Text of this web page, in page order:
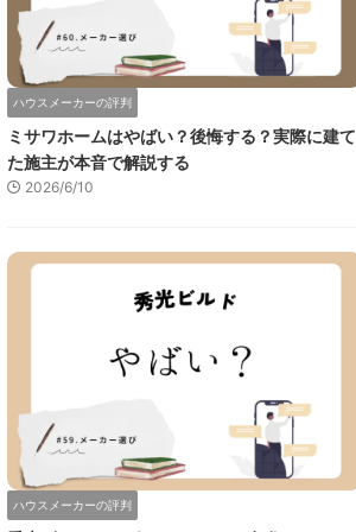
ハウスメーカーの評判
ミサワホームはやばい？後悔する？実際に建て
た施主が本音で解説する
2026/6/10
ハウスメーカーの評判